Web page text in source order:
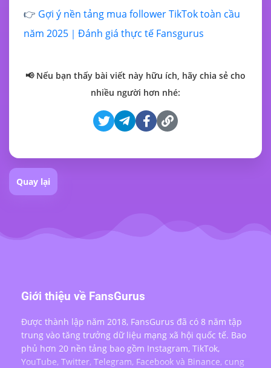
👉 Gợi ý nền tảng mua follower TikTok toàn cầu
năm 2025｜Đánh giá thực tế Fansgurus
📢 Nếu bạn thấy bài viết này hữu ích, hãy chia sẻ cho
nhiều người hơn nhé:
Quay lại
Giới thiệu về FansGurus
Được thành lập năm 2018, FansGurus đã có 8 năm tập
trung vào tăng trưởng dữ liệu mạng xã hội quốc tế. Bao
phủ hơn 20 nền tảng bao gồm Instagram, TikTok,
YouTube, Twitter, Telegram, Facebook và Binance, cung